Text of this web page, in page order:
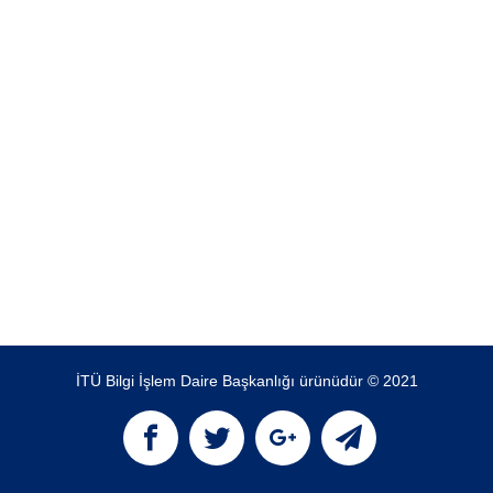
İTÜ Bilgi İşlem Daire Başkanlığı ürünüdür © 2021